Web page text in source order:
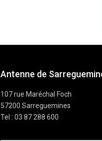
Antenne de
107 rue Maréchal Foch
57200 Sarreguemines
Tel : 03 87 288 600